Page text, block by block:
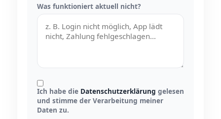
Was funktioniert aktuell nicht?
Ich habe die Datenschutzerklärung gelesen
und stimme der Verarbeitung meiner
Daten zu.